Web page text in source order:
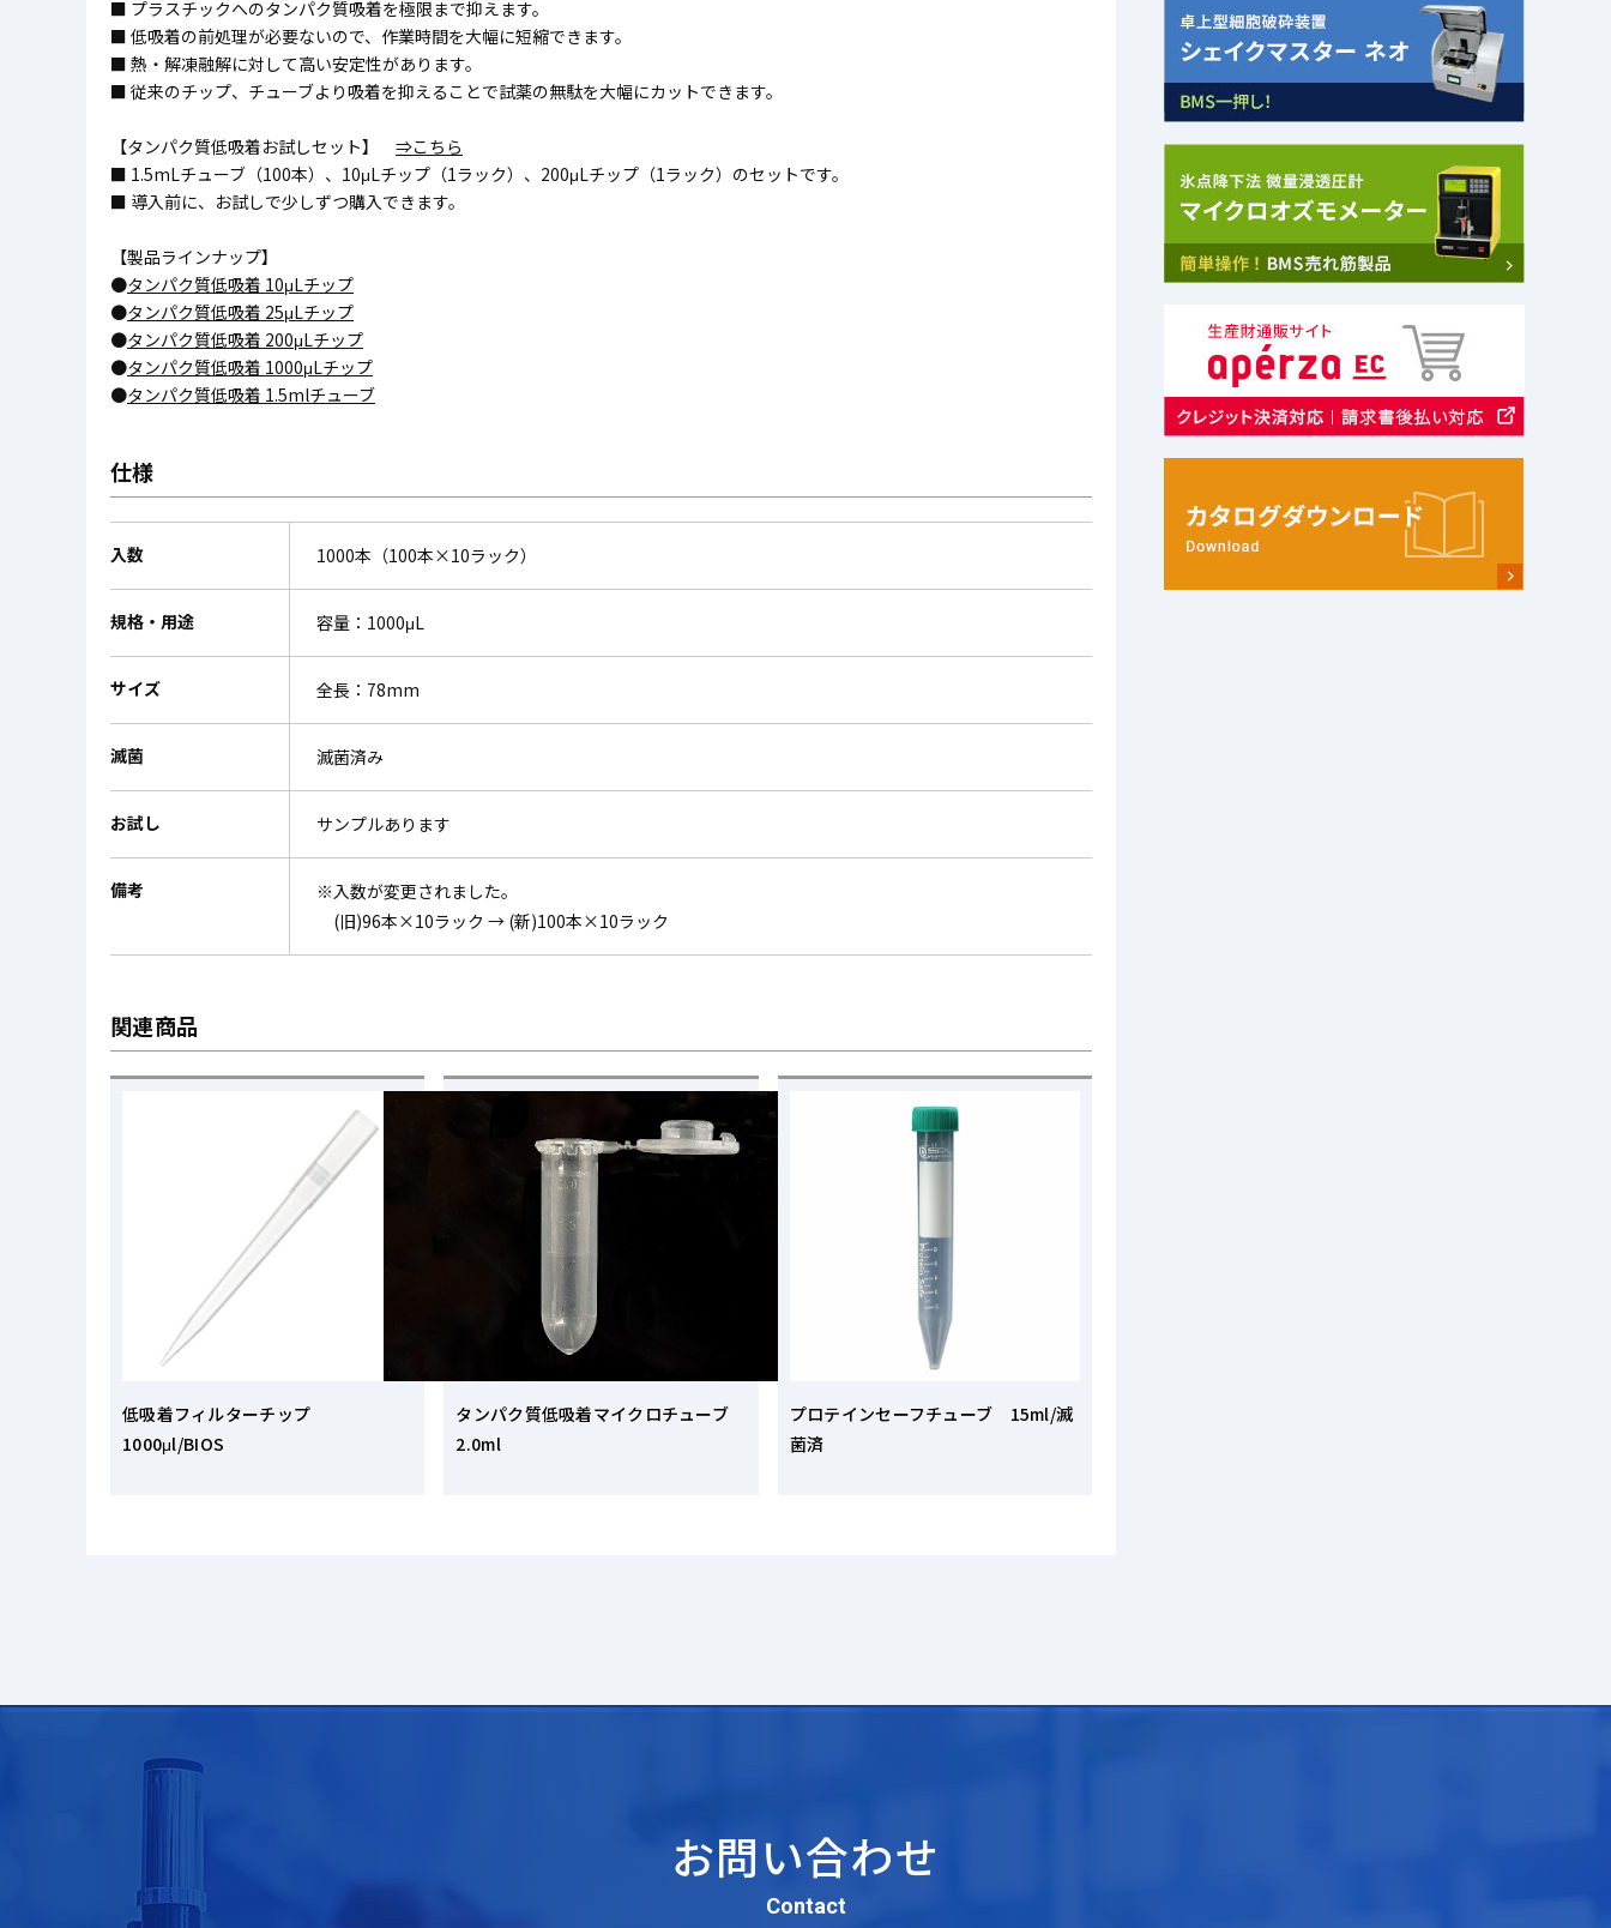
■ プラスチックへのタンパク質吸着を極限まで抑えます。
■ 低吸着の前処理が必要ないので、作業時間を大幅に短縮できます。
■ 熱・解凍融解に対して高い安定性があります。
■ 従来のチップ、チューブより吸着を抑えることで試薬の無駄を大幅にカットできます。
【タンパク質低吸着お試しセット】 ⇒こちら
■ 1.5mLチューブ（100本）、10μLチップ（1ラック）、200μLチップ（1ラック）のセットです。
■ 導入前に、お試しで少しずつ購入できます。
【製品ラインナップ】
●タンパク質低吸着 10μLチップ
●タンパク質低吸着 25μLチップ
●タンパク質低吸着 200μLチップ
●タンパク質低吸着 1000μLチップ
●タンパク質低吸着 1.5mlチューブ
仕様
入数 1000本（100本×10ラック）
規格・用途 容量：1000μL
サイズ 全長：78mm
滅菌 滅菌済み
お試し サンプルあります
備考
※入数が変更されました。
(旧)96本×10ラック → (新)100本×10ラック
関連商品
低吸着フィルターチップ
1000μl/BIOS
タンパク質低吸着マイクロチューブ
2.0ml
プロテインセーフチューブ 15ml/滅
菌済
お問い合わせ
Contact